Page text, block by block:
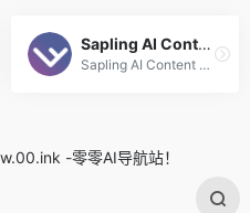
Sapling AI Content Detector
Sapling AI Content Detector...
-零零AI导航站！